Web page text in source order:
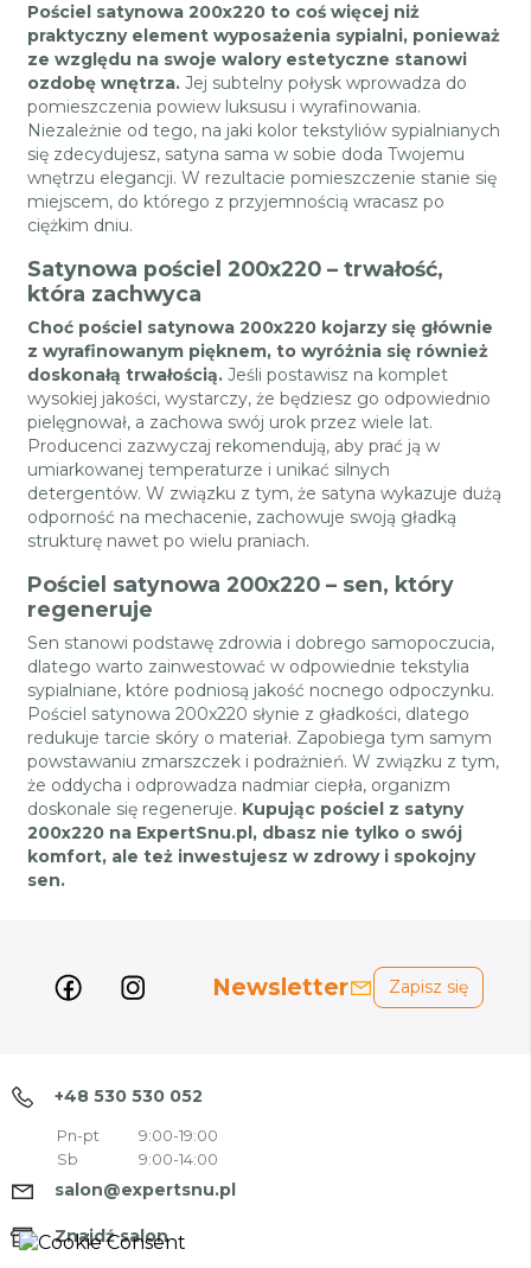
Pościel satynowa 200x220 to coś więcej niż
praktyczny element wyposażenia sypialni, ponieważ
ze względu na swoje walory estetyczne stanowi
ozdobę wnętrza. Jej subtelny połysk wprowadza do
pomieszczenia powiew luksusu i wyrafinowania.
Niezależnie od tego, na jaki kolor tekstyliów sypialnianych
się zdecydujesz, satyna sama w sobie doda Twojemu
wnętrzu elegancji. W rezultacie pomieszczenie stanie się
miejscem, do którego z przyjemnością wracasz po
ciężkim dniu.
Satynowa pościel 200x220 – trwałość,
która zachwyca
Choć pościel satynowa 200x220 kojarzy się głównie
z wyrafinowanym pięknem, to wyróżnia się również
doskonałą trwałością. Jeśli postawisz na komplet
wysokiej jakości, wystarczy, że będziesz go odpowiednio
pielęgnował, a zachowa swój urok przez wiele lat.
Producenci zazwyczaj rekomendują, aby prać ją w
umiarkowanej temperaturze i unikać silnych
detergentów. W związku z tym, że satyna wykazuje dużą
odporność na mechacenie, zachowuje swoją gładką
strukturę nawet po wielu praniach.
Pościel satynowa 200x220 – sen, który
regeneruje
Sen stanowi podstawę zdrowia i dobrego samopoczucia,
dlatego warto zainwestować w odpowiednie tekstylia
sypialniane, które podniosą jakość nocnego odpoczynku.
Pościel satynowa 200x220 słynie z gładkości, dlatego
redukuje tarcie skóry o materiał. Zapobiega tym samym
powstawaniu zmarszczek i podrażnień. W związku z tym,
że oddycha i odprowadza nadmiar ciepła, organizm
doskonale się regeneruje. Kupując pościel z satyny
200x220 na ExpertSnu.pl, dbasz nie tylko o swój
komfort, ale też inwestujesz w zdrowy i spokojny
sen.
Newsletter Zapisz się
+48 530 530 052
Pn-pt
9:00-19:00
Sb
9:00-14:00
salon@expertsnu.pl
Znajdź salon